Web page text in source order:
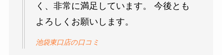
く、非常に満足しています。 今後とも
よろしくお願いします。
池袋東口店の口コミ